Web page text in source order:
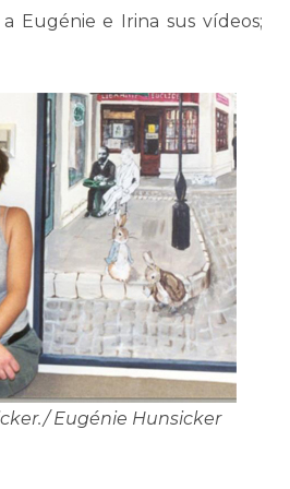
Eugénie e Irina sus vídeos;
Eugénie Hunsicker